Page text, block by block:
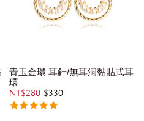
青玉金環 耳針/無耳洞黏貼式耳
環
NT$280 $330